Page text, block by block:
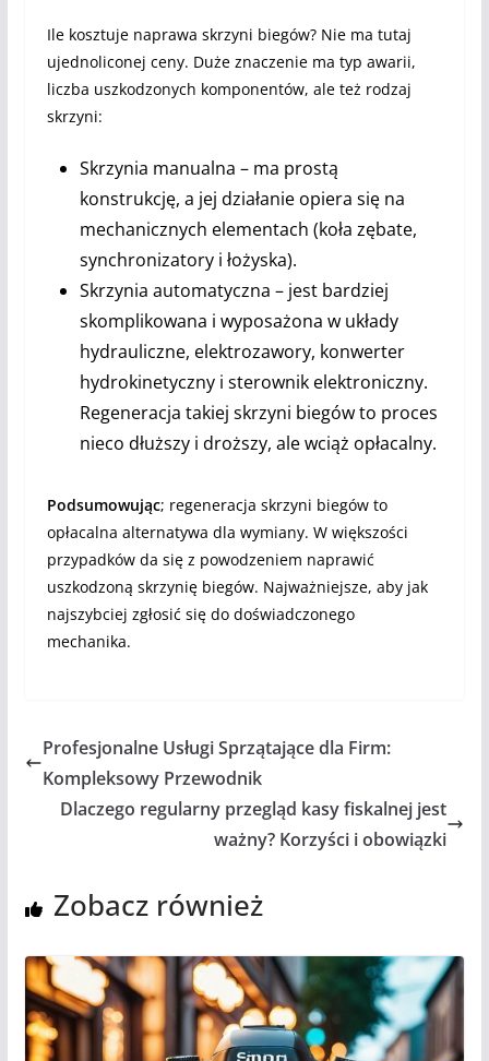
Ile kosztuje naprawa skrzyni biegów? Nie ma tutaj
ujednoliconej ceny. Duże znaczenie ma typ awarii,
liczba uszkodzonych komponentów, ale też rodzaj
skrzyni:
Skrzynia manualna – ma prostą
konstrukcję, a jej działanie opiera się na
mechanicznych elementach (koła zębate,
synchronizatory i łożyska).
Skrzynia automatyczna – jest bardziej
skomplikowana i wyposażona w układy
hydrauliczne, elektrozawory, konwerter
hydrokinetyczny i sterownik elektroniczny.
Regeneracja takiej skrzyni biegów to proces
nieco dłuższy i droższy, ale wciąż opłacalny.
Podsumowując; regeneracja skrzyni biegów to
opłacalna alternatywa dla wymiany. W większości
przypadków da się z powodzeniem naprawić
uszkodzoną skrzynię biegów. Najważniejsze, aby jak
najszybciej zgłosić się do doświadczonego
mechanika.
Profesjonalne Usługi Sprzątające dla Firm:
Kompleksowy Przewodnik
Dlaczego regularny przegląd kasy fiskalnej jest
ważny? Korzyści i obowiązki
Zobacz również